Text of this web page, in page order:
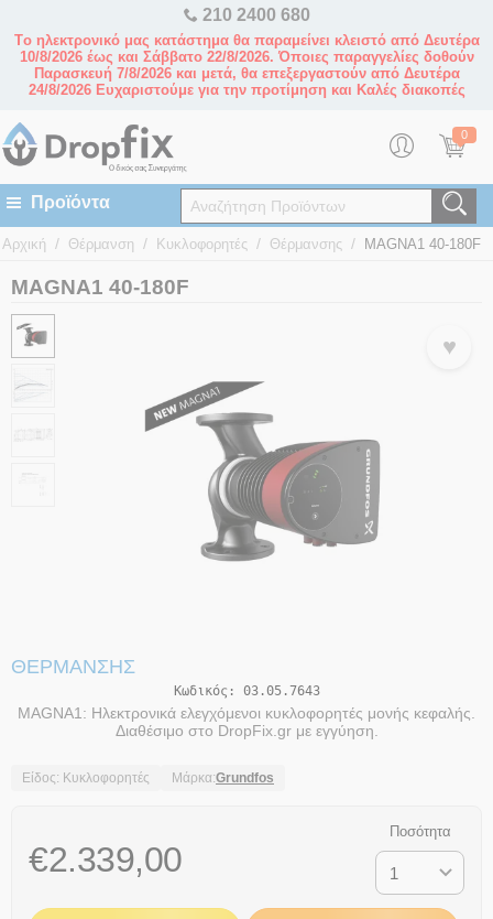
210 2400 680
Tο ηλεκτρονικό μας κατάστημα θα παραμείνει κλειστό από Δευτέρα
10/8/2026 έως και Σάββατο 22/8/2026. Όποιες παραγγελίες δοθούν
Παρασκευή 7/8/2026 και μετά, θα επεξεργαστούν από Δευτέρα
24/8/2026 Ευχαριστούμε για την προτίμηση και Καλές διακοπές
0
Αρχική / Θέρμανση / Κυκλοφορητές / Θέρμανσης / MAGNA1 40-180F
MAGNA1 40-180F
♥
ΘΈΡΜΑΝΣΗΣ
Κωδικός: 03.05.7643
MAGNA1: Ηλεκτρονικά ελεγχόμενοι κυκλοφορητές μονής κεφαλής.
Διαθέσιμο στο DropFix.gr με εγγύηση.
Είδος: Κυκλοφορητές Μάρκα:Grundfos
€2.339,00
Ποσότητα